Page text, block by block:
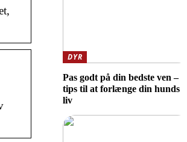
DYR
Pas godt på din bedste ven –
tips til at forlænge din hunds
liv